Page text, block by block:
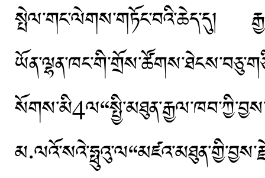
སྤེལ་གང་ལེགས་གཏོང་བའི་ཆེད་དུ།